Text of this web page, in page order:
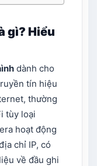
gì? Hiểu
dành cho
tín hiệu
thường
tùy loại
hoạt động
chỉ IP, có
về đầu ghi